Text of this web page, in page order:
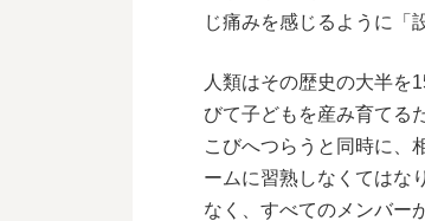
じ痛みを感じるように「
人類はその歴史の大半を
びて子どもを産み育てる
こびへつらうと同時に、
ームに習熟しなくてはな
なく、すべてのメンバー